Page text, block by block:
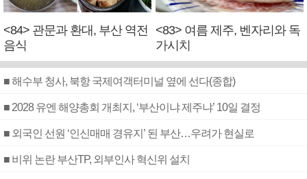
<84> 관문과 환대, 부산 역전
음식
<83> 여름 제주, 벤자리와 독
가시치
■ 해수부 청사, 북항 국제여객터미널 옆에 선다(종합)
■ 2028 유엔 해양총회 개최지, ‘부산이냐 제주냐’ 10일 결정
■ 외국인 선원 ‘인신매매 경유지’ 된 부산…우려가 현실로
■ 비위 논란 부산TP, 외부인사 혁신위 설치